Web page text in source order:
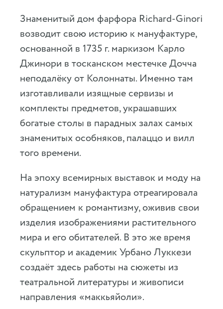
Знаменитый дом фарфора Richard-Ginori
возводит свою историю к мануфактуре,
основанной в 1735 г. маркизом Карло
Джинори в тосканском местечке Дочча
неподалёку от Колоннаты. Именно там
изготавливали изящные сервизы и
комплекты предметов, украшавших
богатые столы в парадных залах самых
знаменитых особняков, палаццо и вилл
того времени.
На эпоху всемирных выставок и моду на
натурализм мануфактура отреагировала
обращением к романтизму, оживив свои
изделия изображениями растительного
мира и его обитателей. В это же время
скульптор и академик Урбано Луккези
создаёт здесь работы на сюжеты из
театральной литературы и живописи
направления «маккьяйоли».